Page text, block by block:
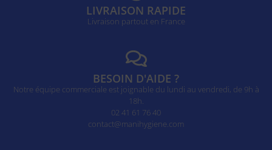
LIVRAISON RAPIDE
Livraison partout en France
BESOIN D'AIDE ?
Notre équipe commerciale est joignable du lundi au vendredi, de 9h à
18h.
02 41 61 76 40
contact@manihygiene.com